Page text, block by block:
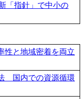
「指針」で中小の
と地域密着を両立
国内での資源循環